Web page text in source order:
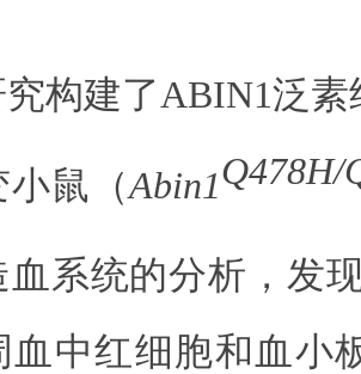
构建了ABIN1泛素
小鼠（Abin1Q478H/
血系统的分析，发
血中红细胞和血小